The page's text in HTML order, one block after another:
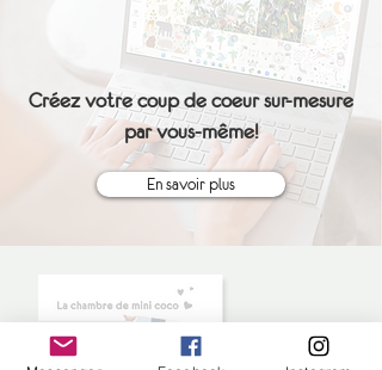
Créez votre coup de coeur sur-mesure
par vous-même!
En savoir plus